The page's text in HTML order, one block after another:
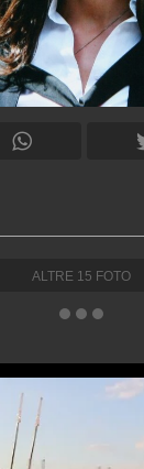
ALTRE 15 FOTO